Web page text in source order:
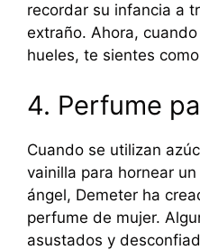
recordar su infancia a
extraño. Ahora,
hueles, te sientes
4. Perfume
Cuando se utilizan
vainilla para hornear
ángel, Demeter ha
perfume de mujer.
asustados y